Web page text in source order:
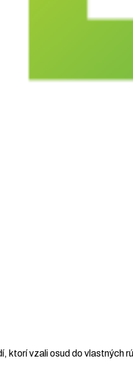
ktorí vzali osud do vlastných